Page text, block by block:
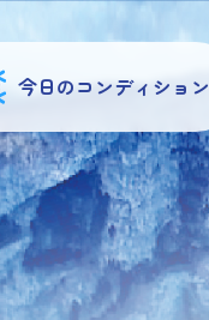
今日のコンディション